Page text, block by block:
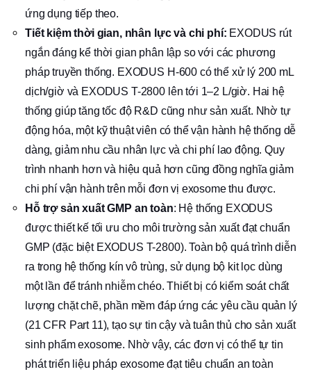
ứng dụng tiếp theo.
Tiết kiệm thời gian, nhân lực và chi phí: EXODUS rút
ngắn đáng kể thời gian phân lập so với các phương
pháp truyền thống. EXODUS H-600 có thể xử lý 200 mL
dịch/giờ và EXODUS T-2800 lên tới 1–2 L/giờ. Hai hệ
thống giúp tăng tốc độ R&D cũng như sản xuất. Nhờ tự
động hóa, một kỹ thuật viên có thể vận hành hệ thống dễ
dàng, giảm nhu cầu nhân lực và chi phí lao động. Quy
trình nhanh hơn và hiệu quả hơn cũng đồng nghĩa giảm
chi phí vận hành trên mỗi đơn vị exosome thu được.
Hỗ trợ sản xuất GMP an toàn: Hệ thống EXODUS
được thiết kế tối ưu cho môi trường sản xuất đạt chuẩn
GMP (đặc biệt EXODUS T-2800). Toàn bộ quá trình diễn
ra trong hệ thống kín vô trùng, sử dụng bộ kit lọc dùng
một lần để tránh nhiễm chéo. Thiết bị có kiểm soát chất
lượng chặt chẽ, phần mềm đáp ứng các yêu cầu quản lý
(21 CFR Part 11), tạo sự tin cậy và tuân thủ cho sản xuất
sinh phẩm exosome. Nhờ vậy, các đơn vị có thể tự tin
phát triển liệu pháp exosome đạt tiêu chuẩn an toàn